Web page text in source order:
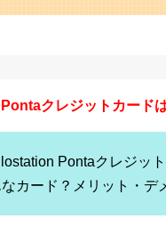
クレジットカード
Pontaクレジッ
カード？メリット・デ